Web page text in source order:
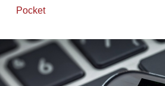
Pocket